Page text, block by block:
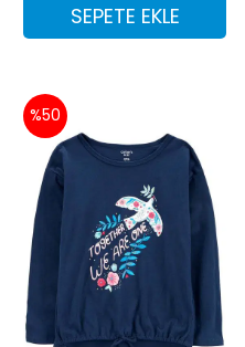
SEPETE EKLE
%50